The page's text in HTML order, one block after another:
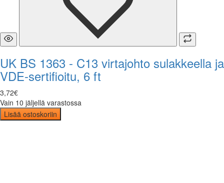
UK BS 1363 - C13 virtajohto sulakkeella ja
VDE-sertifioitu, 6 ft
3,72€
Vain 10 jäljellä varastossa
Lisää ostoskoriin